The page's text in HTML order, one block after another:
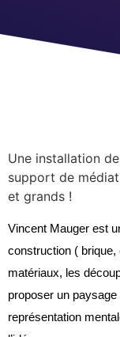
Une installation
support de
et grands !
Vincent Mauger est
construction (
matériaux, les
proposer un paysage
représentation